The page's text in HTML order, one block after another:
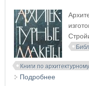
Книги по
Подробнее